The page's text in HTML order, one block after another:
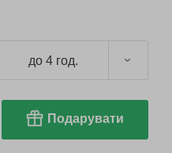
до 4 год.
Подарувати